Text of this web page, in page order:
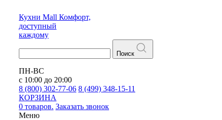
Кухни Mall Комфорт,
доступный
каждому
Поиск
ПН-ВС
с 10:00 до 20:00
8 (800) 302-77-06 8 (499) 348-15-11
КОРЗИНА
0 товаров. Заказать звонок
Меню